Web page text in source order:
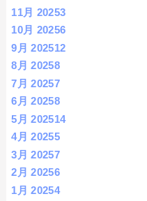
11月 20253
10月 20256
9月 202512
8月 20258
7月 20257
6月 20258
5月 202514
4月 20255
3月 20257
2月 20256
1月 20254